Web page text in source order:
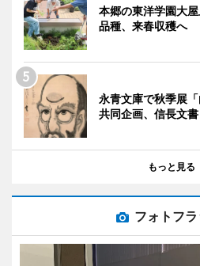
本郷の東洋学園大
品種、来春収穫へ
永青文庫で秋季展
共同企画、信長文
もっと見る
フォトフ